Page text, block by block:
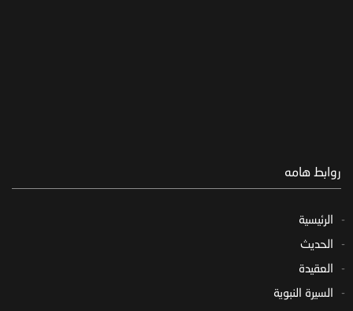
روابط هامه
الرئيسية
الحديث
العقيدة
السيرة النبوية